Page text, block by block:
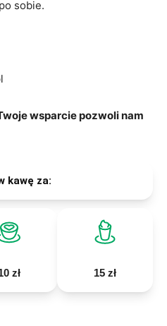
sobie.
wsparcie pozwoli nam
kawę za:
zł 15 zł